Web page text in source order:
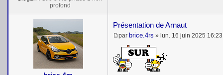
profond
Présentation de Arnaut
M
e
s
s
a
par brice.4rs » lun. 16 juin 2025 16:23